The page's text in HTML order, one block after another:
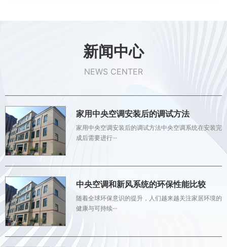
新闻中心
NEWS CENTER
家用中央空调安装后的调试方法
家用中央空调安装后的调试方法中央空调系统在安装完
成后需要进行···
中央空调和新风系统的环保性能比较
随着全球环保意识的提升，人们越来越关注家居环境的
健康与可持续···